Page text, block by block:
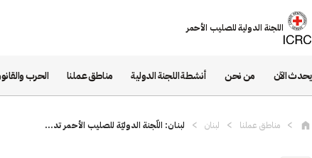
اللجنة الدولية للصليب الأحمر
يحدث الآن من نحن أنشطة اللجنة الدولية مناطق عملنا الحرب
مناطق عملنا لبنان لبنان: اللّجنة الدوليّة للصليب الأحمر تد...